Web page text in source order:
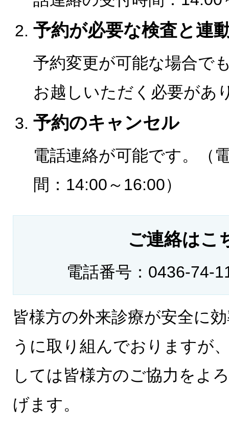
予約が必要な検査と連
予約変更が可能な場合で
お越しいただく必要があ
予約のキャンセル
電話連絡が可能です。（
間：14:00～16:00）
ご連絡はこ
電話番号：0436-74-
皆様方の外来診療が安全に
うに取り組んでおりますが
しては皆様方のご協力をよ
げます。